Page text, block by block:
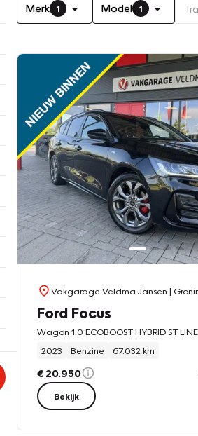
Merk 1 Model 1
Vakgarage Veldma Jansen |
Ford Focus
Wagon 1.0 ECOBOOST HYBRID ST LINE
2023
Benzine 67.032 km
€ 20.950
Bekijk